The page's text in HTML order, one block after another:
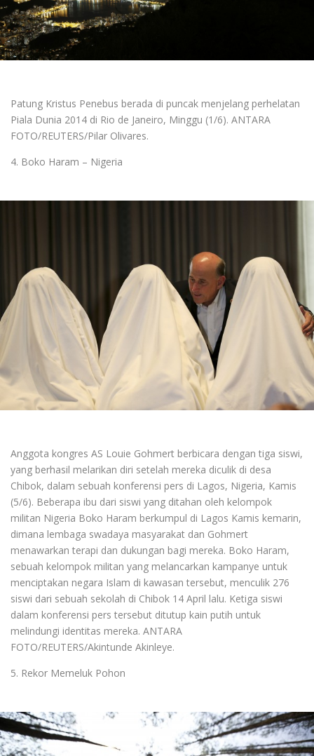
Patung Kristus Penebus berada di puncak menjelang perhelatan
Piala Dunia 2014 di Rio de Janeiro, Minggu (1/6). ANTARA
FOTO/REUTERS/Pilar Olivares.
4. Boko Haram – Nigeria
Anggota kongres AS Louie Gohmert berbicara dengan tiga siswi,
yang berhasil melarikan diri setelah mereka diculik di desa
Chibok, dalam sebuah konferensi pers di Lagos, Nigeria, Kamis
(5/6). Beberapa ibu dari siswi yang ditahan oleh kelompok
militan Nigeria Boko Haram berkumpul di Lagos Kamis kemarin,
dimana lembaga swadaya masyarakat dan Gohmert
menawarkan terapi dan dukungan bagi mereka. Boko Haram,
sebuah kelompok militan yang melancarkan kampanye untuk
menciptakan negara Islam di kawasan tersebut, menculik 276
siswi dari sebuah sekolah di Chibok 14 April lalu. Ketiga siswi
dalam konferensi pers tersebut ditutup kain putih untuk
melindungi identitas mereka. ANTARA
FOTO/REUTERS/Akintunde Akinleye.
5. Rekor Memeluk Pohon